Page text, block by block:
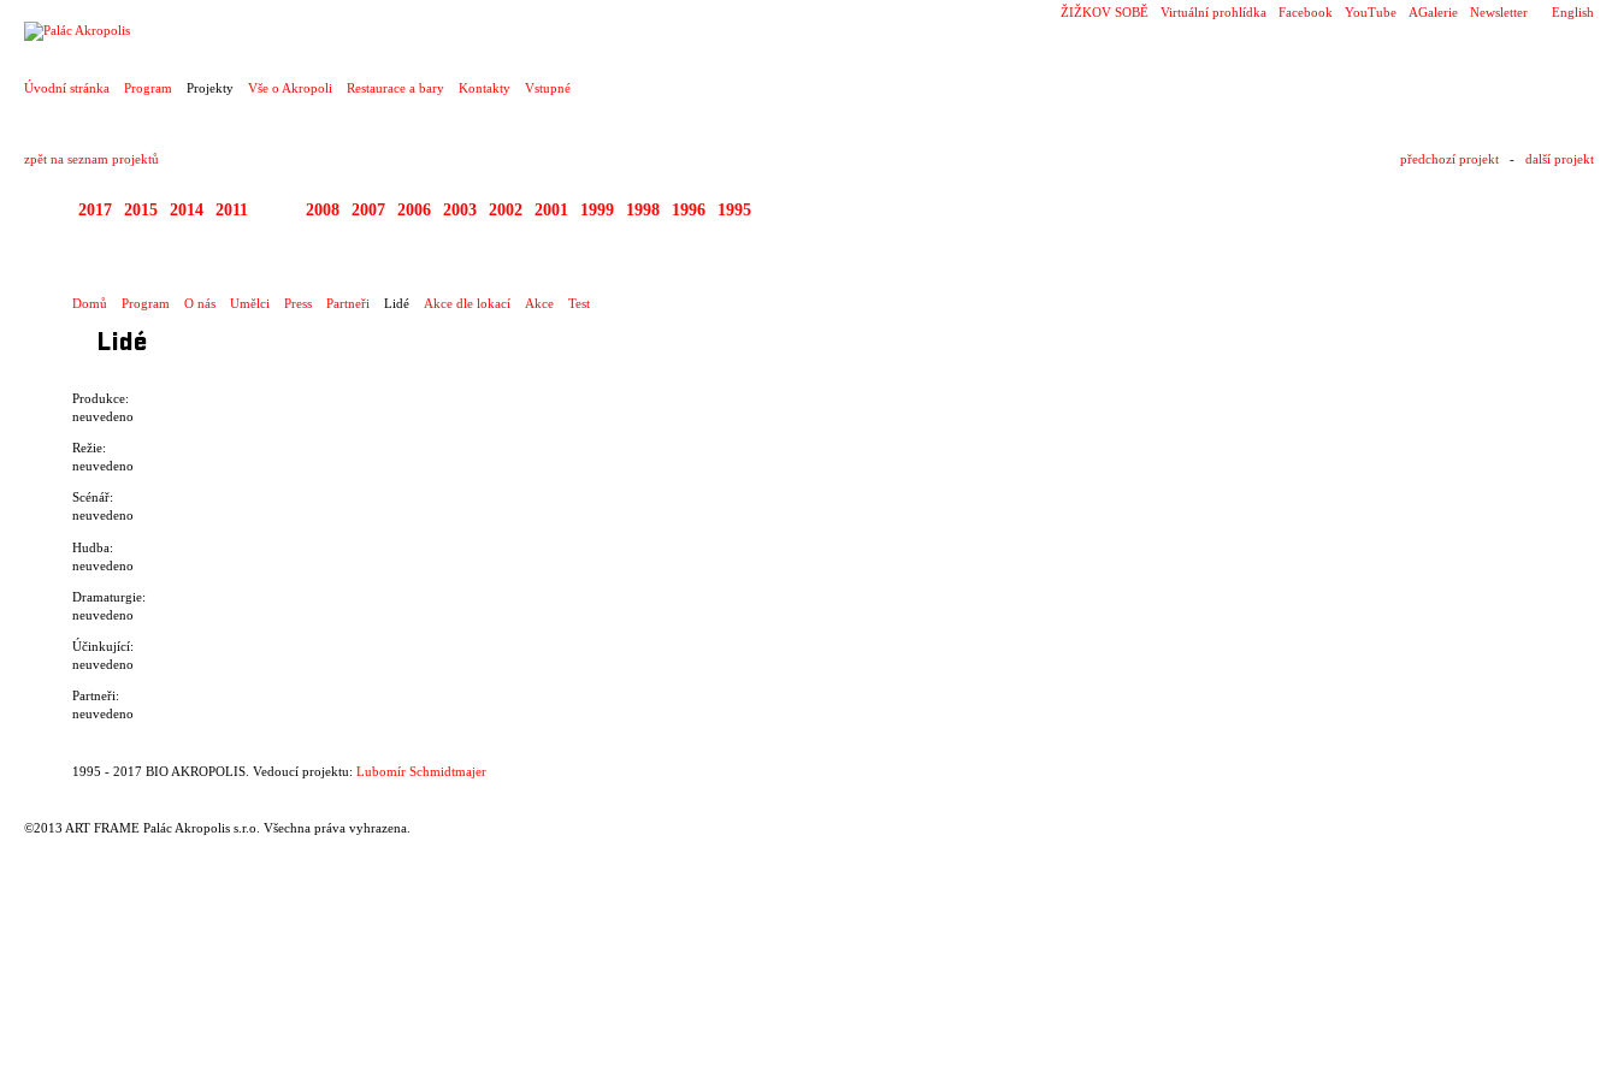
English
ŽIŽKOV SOBĚ Virtuální prohlídka Facebook YouTube AGalerie Newsletter
Úvodní stránka Program Projekty Vše o Akropoli Restaurace a bary Kontakty Vstupné
zpět na seznam projektů předchozí projekt - další projekt
2017 2015 2014 2011 2008 2007 2006 2003 2002 2001 1999 1998 1996 1995
Domů Program O nás Umělci Press Partneři Lidé Akce dle lokací Akce Test
Lidé
Produkce:
neuvedeno
Režie:
neuvedeno
Scénář:
neuvedeno
Hudba:
neuvedeno
Dramaturgie:
neuvedeno
Účinkující:
neuvedeno
Partneři:
neuvedeno
1995 - 2017 BIO AKROPOLIS. Vedoucí projektu: Lubomír Schmidtmajer
©2013 ART FRAME Palác Akropolis s.r.o. Všechna práva vyhrazena.